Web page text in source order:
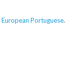
European Portuguese.